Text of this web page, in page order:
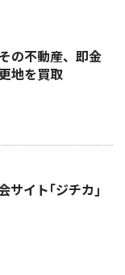
の不動産、即金
地を買取
サイト｢ジチカ｣